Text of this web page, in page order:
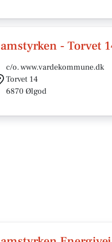
- Torvet
c/o. www.vardekommune.dk
Torvet 14
6870 Ølgod